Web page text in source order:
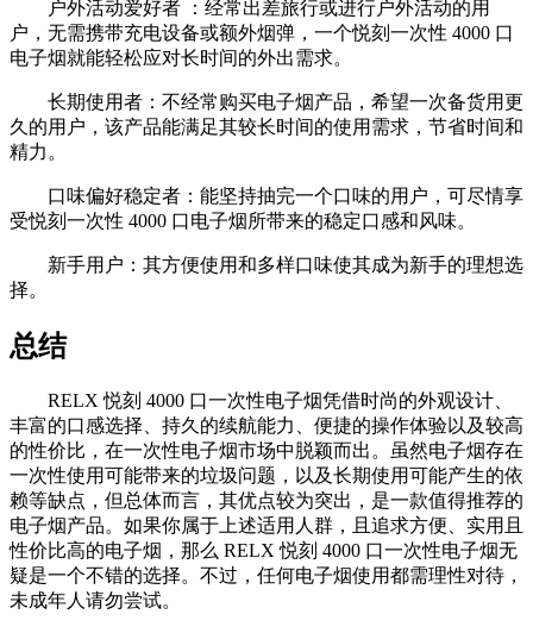
户外活动爱好者 ：经常出差旅行或进行户外活动的用
户，无需携带充电设备或额外烟弹，一个悦刻一次性 4000 口
电子烟就能轻松应对长时间的外出需求。
长期使用者：不经常购买电子烟产品，希望一次备货用更
久的用户，该产品能满足其较长时间的使用需求，节省时间和
精力。
口味偏好稳定者：能坚持抽完一个口味的用户，可尽情享
受悦刻一次性 4000 口电子烟所带来的稳定口感和风味。
新手用户：其方便使用和多样口味使其成为新手的理想选
择。
总结
RELX 悦刻 4000 口一次性电子烟凭借时尚的外观设计、
丰富的口感选择、持久的续航能力、便捷的操作体验以及较高
的性价比，在一次性电子烟市场中脱颖而出。虽然电子烟存在
一次性使用可能带来的垃圾问题，以及长期使用可能产生的依
赖等缺点，但总体而言，其优点较为突出，是一款值得推荐的
电子烟产品。如果你属于上述适用人群，且追求方便、实用且
性价比高的电子烟，那么 RELX 悦刻 4000 口一次性电子烟无
疑是一个不错的选择。不过，任何电子烟使用都需理性对待，
未成年人请勿尝试。